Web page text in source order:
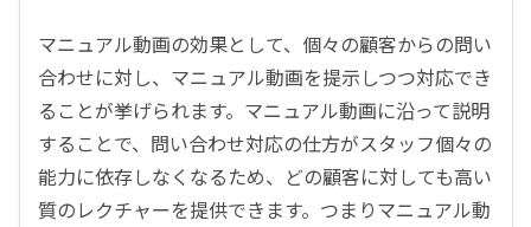
マニュアル動画の効果として、個々の顧客からの問い
合わせに対し、マニュアル動画を提示しつつ対応でき
ることが挙げられます。マニュアル動画に沿って説明
することで、問い合わせ対応の仕方がスタッフ個々の
能力に依存しなくなるため、どの顧客に対しても高い
質のレクチャーを提供できます。つまりマニュアル動